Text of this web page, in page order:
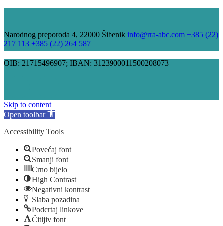
Narodnog preporoda 4, 22000 Šibenik info@rra-abc.com +385 (22)
217 113 +385 (22) 264 587
OIB: 21715496907; IBAN: 3123900011500208073
Skip to content
Open toolbar
Accessibility Tools
Povećaj font
Smanji font
Crno bijelo
High Contrast
Negativni kontrast
Slaba pozadina
Podcrtaj linkove
Čitljiv font